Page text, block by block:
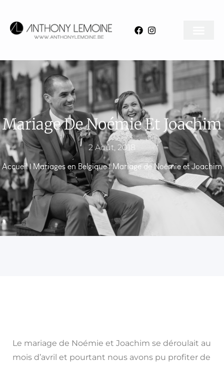
Mariage De Noémie Et Joachim
2 Août, 2018
Accueil| Mariages en Belgique|Mariage de Noémie et Joachim
Le mariage de Noémie et Joachim se déroulait au
mois d’avril et pourtant nous avons pu profiter de